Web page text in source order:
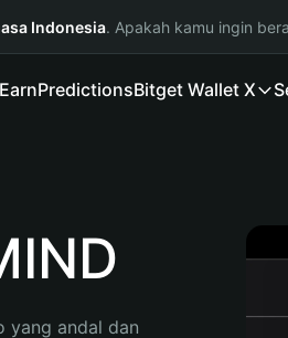
Indonesia. Apakah kamu ingin
EarnPredictionsBitget Wallet X
yang andal dan